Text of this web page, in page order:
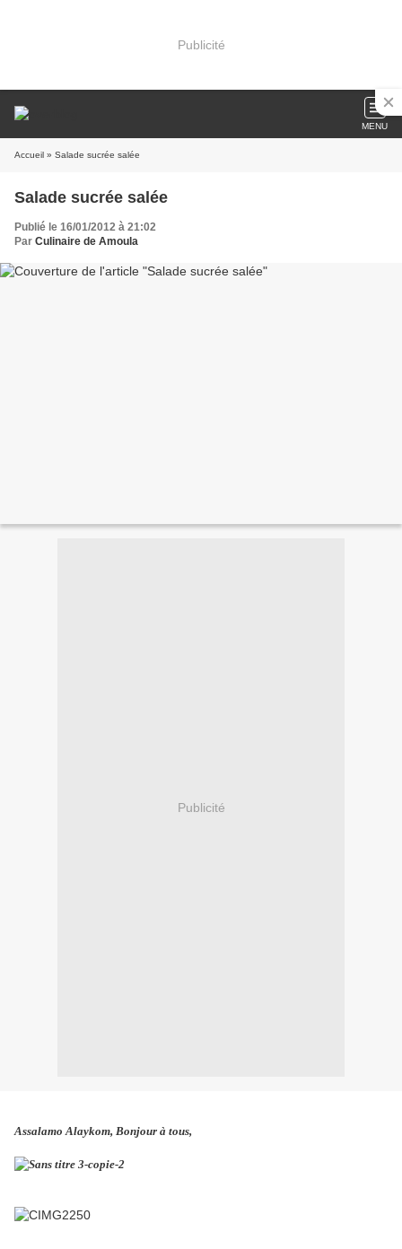
Publicité
MENU
Accueil » Salade sucrée salée
Salade sucrée salée
Publié le 16/01/2012 à 21:02
Par Culinaire de Amoula
Publicité
Assalamo Alaykom, Bonjour à tous,